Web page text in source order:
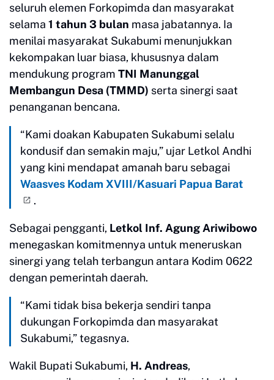
seluruh elemen Forkopimda dan masyarakat
selama 1 tahun 3 bulan masa jabatannya. Ia
menilai masyarakat Sukabumi menunjukkan
kekompakan luar biasa, khususnya dalam
mendukung program TNI Manunggal
Membangun Desa (TMMD) serta sinergi saat
penanganan bencana.
“Kami doakan Kabupaten Sukabumi selalu
kondusif dan semakin maju,” ujar Letkol Andhi
yang kini mendapat amanah baru sebagai
Waasves Kodam XVIII/Kasuari Papua Barat
.
Sebagai pengganti, Letkol Inf. Agung Ariwibowo
menegaskan komitmennya untuk meneruskan
sinergi yang telah terbangun antara Kodim 0622
dengan pemerintah daerah.
“Kami tidak bisa bekerja sendiri tanpa
dukungan Forkopimda dan masyarakat
Sukabumi,” tegasnya.
Wakil Bupati Sukabumi, H. Andreas,